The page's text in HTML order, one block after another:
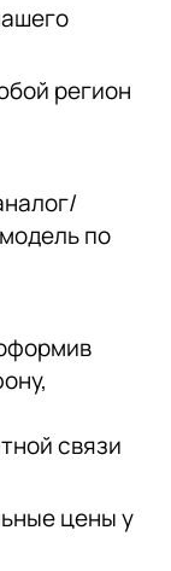
регион
по
связи
цены у